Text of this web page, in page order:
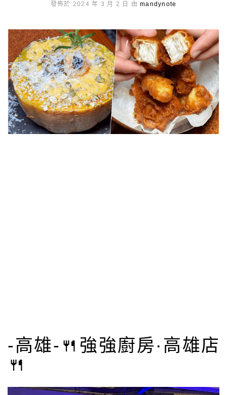
發佈於 2024 年 3 月 2 日 由 mandynote
-高雄-🍴強強廚房·高雄店
🍴